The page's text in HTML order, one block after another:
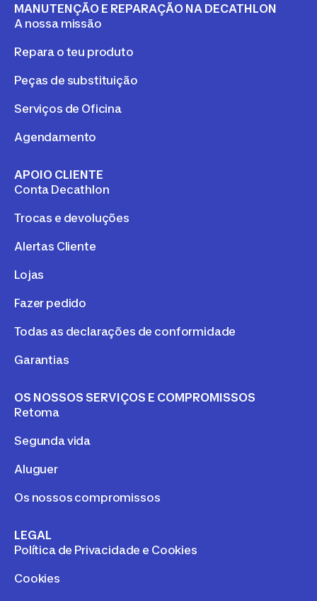
MANUTENÇÃO E REPARAÇÃO NA DECATHLON
A nossa missão
Repara o teu produto
Peças de substituição
Serviços de Oficina
Agendamento
APOIO CLIENTE
Conta Decathlon
Trocas e devoluções
Alertas Cliente
Lojas
Fazer pedido
Todas as declarações de conformidade
Garantias
OS NOSSOS SERVIÇOS E COMPROMISSOS
Retoma
Segunda vida
Aluguer
Os nossos compromissos
LEGAL
Política de Privacidade e Cookies
Cookies